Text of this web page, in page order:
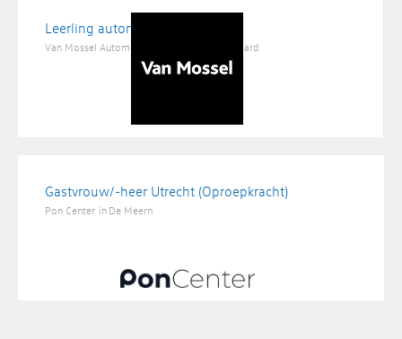
Leerling automonteur
Van Mossel Automotive Groep Valkenswaard
Gastvrouw/-heer Utrecht (Oproepkracht)
Pon Center in De Meern